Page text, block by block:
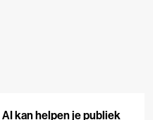
AI kan helpen je publiek